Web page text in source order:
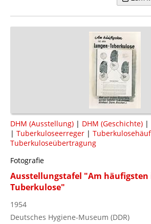
DHM (Ausstellung) | DHM (Geschichte) |
| Tuberkuloseerreger |
Tuberkuloseübertragung
Fotografie
Ausstellungstafel "Am häufigsten
Tuberkulose"
1954
Deutsches Hygiene-Museum (DDR)